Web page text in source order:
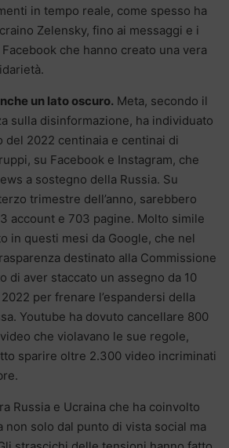
in tempo reale, come spesso ha
Zelensky, fino ai messaggi e i
che hanno creato una vera
un lato oscuro. Meta, secondo il
sulla disinformazione, ha individuato
del 2022 centinaia e centinai di
su Facebook e Instagram, che
a sostegno della Russia. Su
trimestre dell’anno, sarebbero
account e 703 pagine. Molto simile
in questi mesi da Google, che nel
destinato alla Commissione
di aver staccato un assegno da 10
per frenare l’espandersi della
Youtube ha dovuto cancellare 800
che violavano le sue regole,
sparire oltre 2.300 video incriminati
Russia e Ucraina che ha coinvolto
non solo dal punto di vista social ma